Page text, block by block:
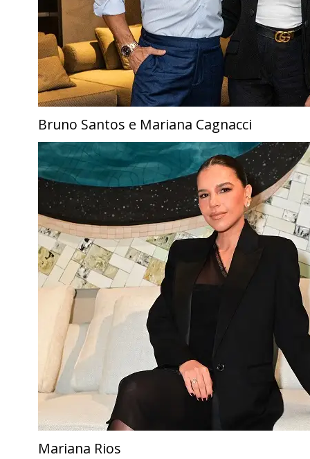
Bruno Santos e Mariana Cagnacci
Mariana Rios